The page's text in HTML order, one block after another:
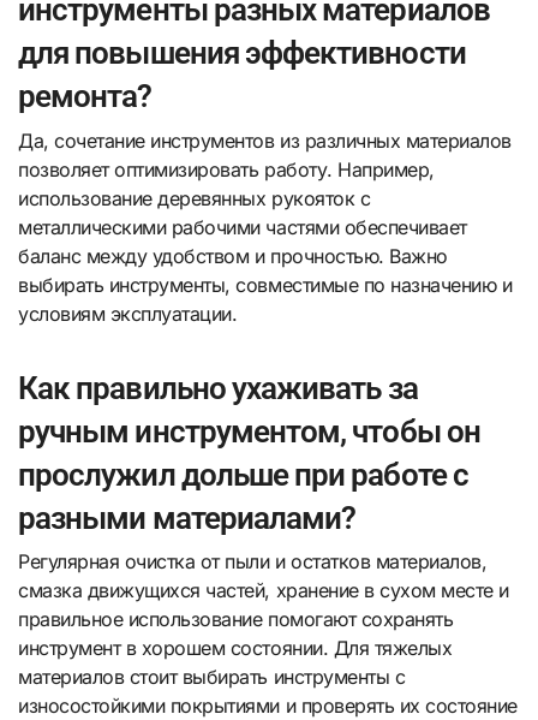
инструменты разных материалов
для повышения эффективности
ремонта?
Да, сочетание инструментов из различных материалов
позволяет оптимизировать работу. Например,
использование деревянных рукояток с
металлическими рабочими частями обеспечивает
баланс между удобством и прочностью. Важно
выбирать инструменты, совместимые по назначению и
условиям эксплуатации.
Как правильно ухаживать за
ручным инструментом, чтобы он
прослужил дольше при работе с
разными материалами?
Регулярная очистка от пыли и остатков материалов,
смазка движущихся частей, хранение в сухом месте и
правильное использование помогают сохранять
инструмент в хорошем состоянии. Для тяжелых
материалов стоит выбирать инструменты с
износостойкими покрытиями и проверять их состояние